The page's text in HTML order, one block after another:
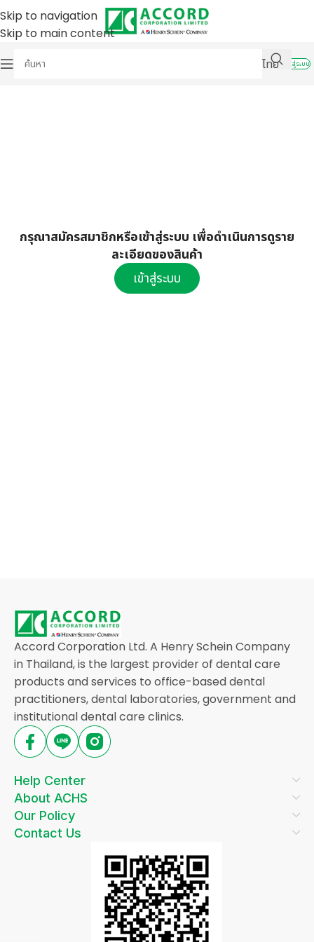
Skip to navigation
Skip to main content
ไทย
เข้าสู่ระบบ
กรุณาสมัครสมาชิกหรือเข้าสู่ระบบ เพื่อดำเนินการดูราย
ละเอียดของสินค้า
เข้าสู่ระบบ
Accord Corporation Ltd. A Henry Schein Company
in Thailand, is the largest provider of dental care
products and services to office-based dental
practitioners, dental laboratories, government and
institutional dental care clinics.
Help Center
About ACHS
Our Policy
Contact Us